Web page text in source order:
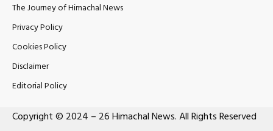
The Journey of Himachal News
Privacy Policy
Cookies Policy
Disclaimer
Editorial Policy
Copyright © 2024 – 26 Himachal News. All Rights Reserved